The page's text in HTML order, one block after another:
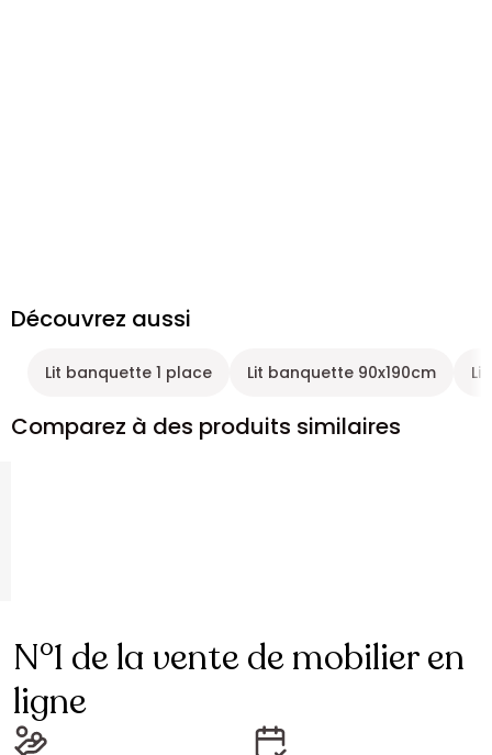
Découvrez aussi
Lit banquette 1 place Lit banquette 90x190cm
Comparez à des produits similaires
N°1 de la vente de mobilier en
ligne